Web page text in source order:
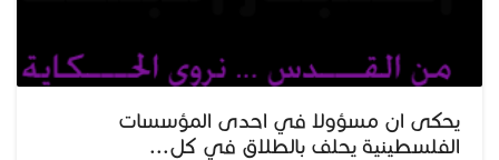
يحكى ان مسؤولا في احدى المؤسسات
الفلسطينية يحلف بالطلاق في كل...